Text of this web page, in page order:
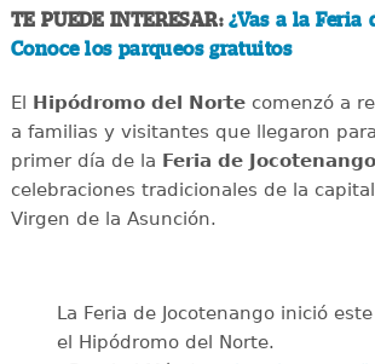
TE PUEDE INTERESAR:¿Vas a la Feria
Conoce los parqueos gratuitos
El Hipódromo del Nortecomenzó a
a familias y visitantes que llegaron
primer día de la Feria de Jocotenango
celebraciones tradicionales de la
Virgen de la Asunción.
La Feria de Jocotenango inició
el Hipódromo del Norte.